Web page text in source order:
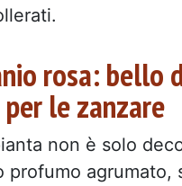
rosa: bello
le zanzare
non è solo
profumo agrumato,